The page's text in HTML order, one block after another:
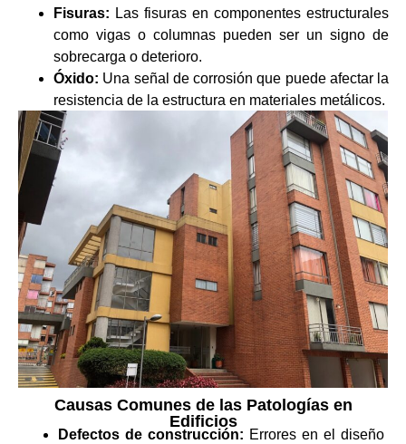
Fisuras: Las fisuras en componentes estructurales
como vigas o columnas pueden ser un signo de
sobrecarga o deterioro.
Óxido: Una señal de corrosión que puede afectar la
resistencia de la estructura en materiales metálicos.
Causas Comunes de las Patologías en
Edificios
Defectos de construcción: Errores en el diseño